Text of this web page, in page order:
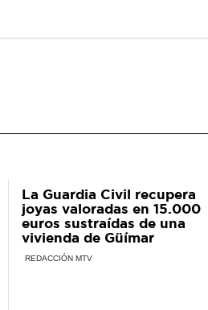
La Guardia Civil recupera
joyas valoradas en 15.000
euros sustraídas de una
vivienda de Güímar
REDACCIÓN MTV